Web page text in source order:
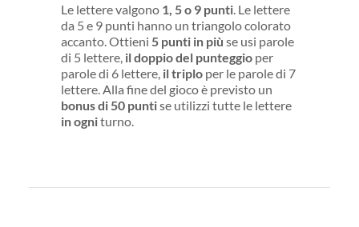
Le lettere valgono 1, 5 o 9 punti . Le lettere
da 5 e 9 punti hanno un triangolo colorato
accanto. Ottieni 5 punti in più se usi parole
di 5 lettere, il doppio del punteggio per
parole di 6 lettere, il triplo per le parole di 7
lettere. Alla fine del gioco è previsto un
bonus di 50 puntise utilizzi tutte le lettere
in ogniturno.